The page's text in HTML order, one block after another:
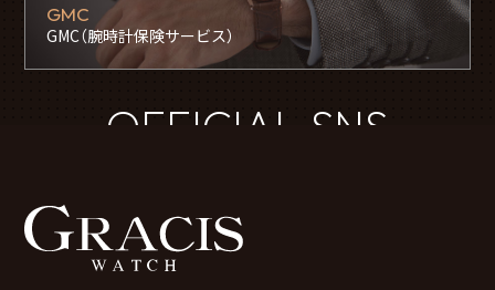
GMC
GMC（腕時計保険サービス）
OFFICIAL SNS